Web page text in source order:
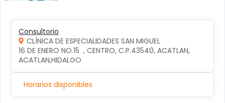
Consultorio
CLÍNICA DE ESPECIALIDADES SAN MIGUEL
16 DE ENERO NO.15  , CENTRO, C.P.43540, ACATLAN,
ACATLAN,HIDALGO
Horarios disponibles